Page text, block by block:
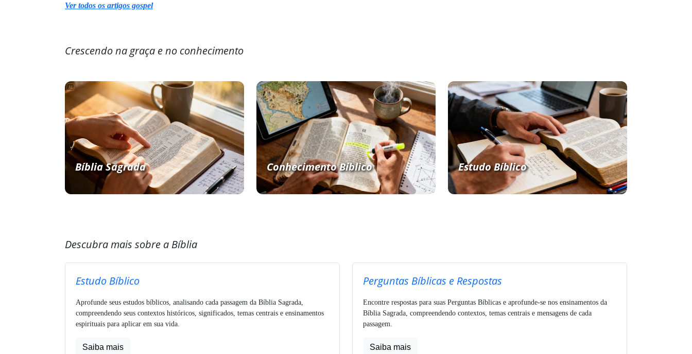
Ver todos os artigos gospel
Crescendo na graça e no conhecimento
Bíblia Sagrada Conhecimento Bíblico Estudo Bíblico
Descubra mais sobre a Bíblia
Estudo Bíblico
Aprofunde seus estudos bíblicos, analisando cada passagem da Bíblia Sagrada,
compreendendo seus contextos históricos, significados, temas centrais e ensinamentos
espirituais para aplicar em sua vida.
Saiba mais
Perguntas Bíblicas e Respostas
Encontre respostas para suas Perguntas Bíblicas e aprofunde-se nos ensinamentos da
Bíblia Sagrada, compreendendo contextos, temas centrais e mensagens de cada
passagem.
Saiba mais